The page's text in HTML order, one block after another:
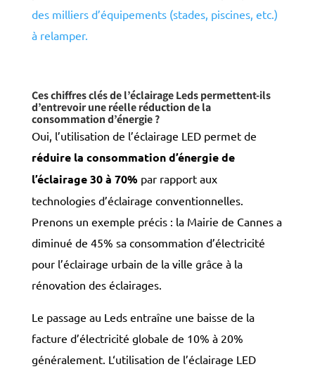
des milliers d’équipements (stades, piscines, etc.)
à relamper.
Ces chiffres clés de l’éclairage Leds permettent-ils
d’entrevoir une réelle réduction de la
consommation d’énergie ?
Oui, l’utilisation de l’éclairage LED permet de
réduire la consommation d’énergie de
l’éclairage 30 à 70% par rapport aux
technologies d’éclairage conventionnelles.
Prenons un exemple précis : la Mairie de Cannes a
diminué de 45% sa consommation d’électricité
pour l’éclairage urbain de la ville grâce à la
rénovation des éclairages.
Le passage au Leds entraîne une baisse de la
facture d’électricité globale de 10% à 20%
généralement. L ‘utilisation de l’éclairage LED